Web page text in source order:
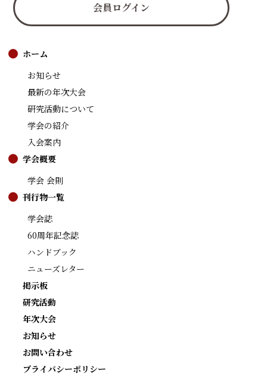
会員ログイン
ホーム
お知らせ
最新の年次大会
研究活動について
学会の紹介
入会案内
学会概要
学会 会則
刊行物一覧
学会誌
60周年記念誌
ハンドブック
ニューズレター
掲示板
研究活動
年次大会
お知らせ
お問い合わせ
プライバシーポリシー